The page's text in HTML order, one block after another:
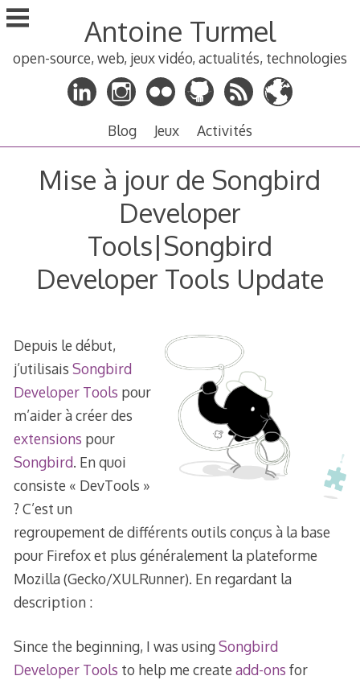
Aller
au
principal
Antoine Turmel
open-source, web, jeux vidéo, actualités, technologies
Blog Jeux Activités
Mise à jour de Songbird
Developer
Tools|Songbird
Developer Tools Update
Depuis le début,
j’utilisais Songbird
Developer Tools pour
m’aider à créer des
extensions pour
Songbird. En quoi
consiste « DevTools »
? C’est un
regroupement de différents outils conçus à la base
pour Firefox et plus généralement la plateforme
Mozilla (Gecko/XULRunner). En regardant la
description :
Since the beginning, I was usingSongbird
Developer Tools to help me create add-ons for